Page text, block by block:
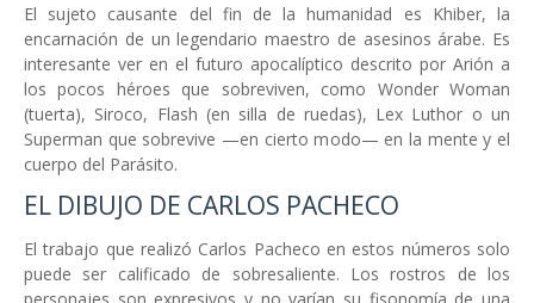
El sujeto causante del fin de la humanidad es Khiber, la
encarnación de un legendario maestro de asesinos árabe. Es
interesante ver en el futuro apocalíptico descrito por Arión a
los pocos héroes que sobreviven, como Wonder Woman
(tuerta), Siroco, Flash (en silla de ruedas), Lex Luthor o un
Superman que sobrevive —en cierto modo— en la mente y el
cuerpo del Parásito.
EL DIBUJO DE CARLOS PACHECO
El trabajo que realizó Carlos Pacheco en estos números solo
puede ser calificado de sobresaliente. Los rostros de los